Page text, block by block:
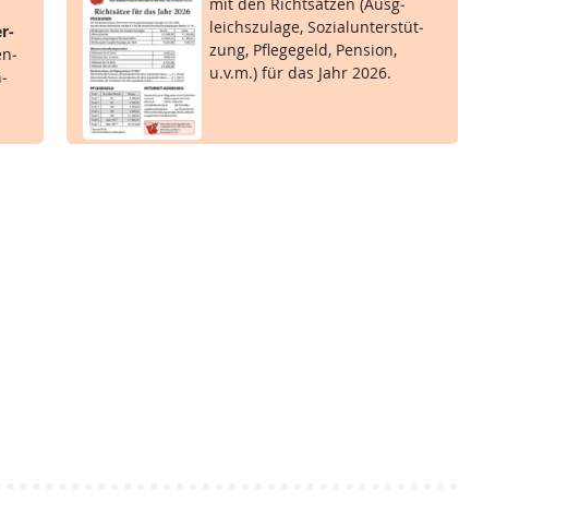
leichs­zu­la­ge, So­zial­un­ter­stüt­
zung, Pf­le­ge­geld, Pen­si­on,
u.v.m.) für das Jahr 2026.